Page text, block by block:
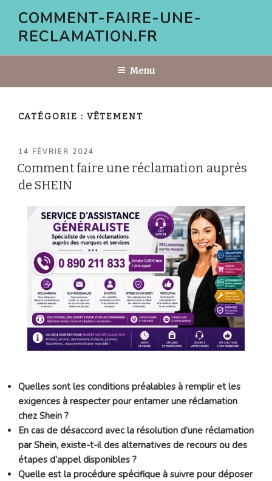
contenu
COMMENT-FAIRE-UNE-
RECLAMATION.FR
Menu
CATÉGORIE : VÊTEMENT
PUBLIÉ
LE
14 FÉVRIER 2024
Comment faire une réclamation auprès
de SHEIN
Quelles sont les conditions préalables à remplir et les
exigences à respecter pour entamer une réclamation
chez Shein ?
En cas de désaccord avec la résolution d’une réclamation
par Shein, existe-t-il des alternatives de recours ou des
étapes d’appel disponibles ?
Quelle est la procédure spécifique à suivre pour déposer